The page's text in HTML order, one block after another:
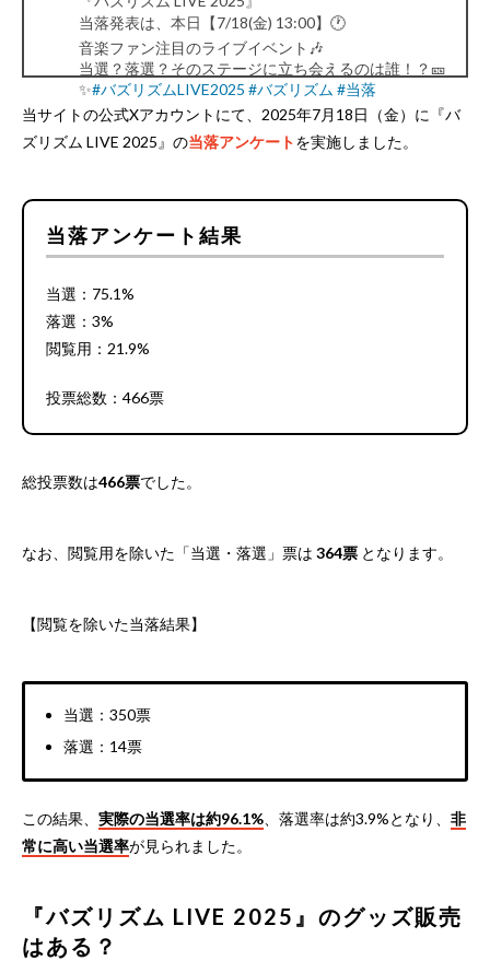
当落発表は、本日【7/18(金) 13:00】🕐
音楽ファン注目のライブイベント🎶
当選？落選？そのステージに立ち会えるのは誰！？🎫
✨#バズリズムLIVE2025 #バズリズム #当落
👉ライブの詳細記事はリプライにて📝
— チケットフェスタ (@ticket_festa)July 18, 2025
当サイトの公式Xアカウントにて、2025年7月18日（金）に『バ
ズリズム LIVE 2025』の当落アンケートを実施しました。
当落アンケート結果
当選：75.1%
落選：3%
閲覧用：21.9%
投票総数：466票
総投票数は466票でした。
なお、閲覧用を除いた「当選・落選」票は 364票 となります。
【閲覧を除いた当落結果】
当選：350票
落選：14票
この結果、 実際の当選率は約96.1% 、落選率は約3.9%となり、 非
常に高い当選率が見られました。
『バズリズム LIVE 2025』のグッズ販売
はある？